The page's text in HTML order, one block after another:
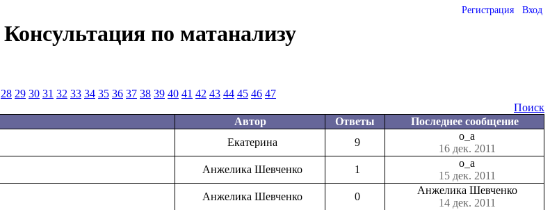
Регистрация Вход
Консультация по матанализу
28 29 30 31 32 33 34 35 36 37 38 39 40 41 42 43 44 45 46 47
Поиск
Автор Ответы
Последнее сообщение
Екатерина 9
o_a
16 дек. 2011
Анжелика Шевченко 1
o_a
15 дек. 2011
Анжелика Шевченко 0
Анжелика Шевченко
14 дек. 2011